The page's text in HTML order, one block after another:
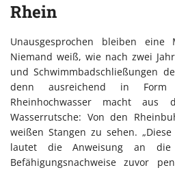
Rhein
Unausgesprochen bleiben eine
Niemand weiß, wie nach zwei
und Schwimmbadschließungen
denn ausreichend in
Rheinhochwasser macht
Wasserrutsche: Von den
weißen Stangen zu sehen.
lautet die Anweisung an die
Befähigungsnachweise zuvor